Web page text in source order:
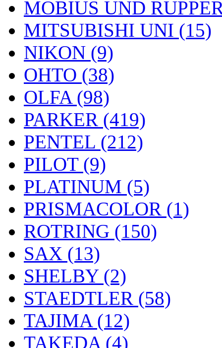
MOBIUS UND
MITSUBISHI UNI (15)
NIKON (9)
OHTO (38)
OLFA (98)
PARKER (419)
PENTEL (212)
PILOT (9)
PLATINUM (5)
PRISMACOLOR (1)
ROTRING (150)
SAX (13)
SHELBY (2)
STAEDTLER (58)
TAJIMA (12)
TAKEDA (4)